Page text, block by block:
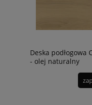
Deska podłogowa
- olej naturalny